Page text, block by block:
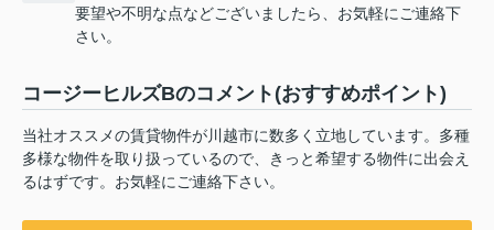
要望や不明な点などございましたら、お気軽にご連絡下
さい。
コージーヒルズBのコメント(おすすめポイント)
当社オススメの賃貸物件が川越市に数多く立地しています。多種
多様な物件を取り扱っているので、きっと希望する物件に出会え
るはずです。お気軽にご連絡下さい。